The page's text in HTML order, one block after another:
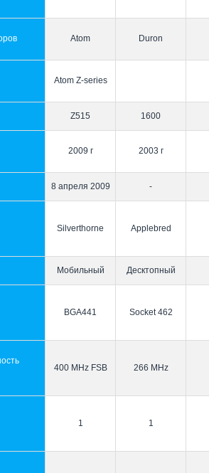
Atom Duron
Atom Z-series
Z515 1600
2009 г 2003 г
8 апреля 2009 -
Silverthorne Applebred
Мобильный Десктопный
BGA441 Socket 462
400 MHz FSB 266 MHz
1 1